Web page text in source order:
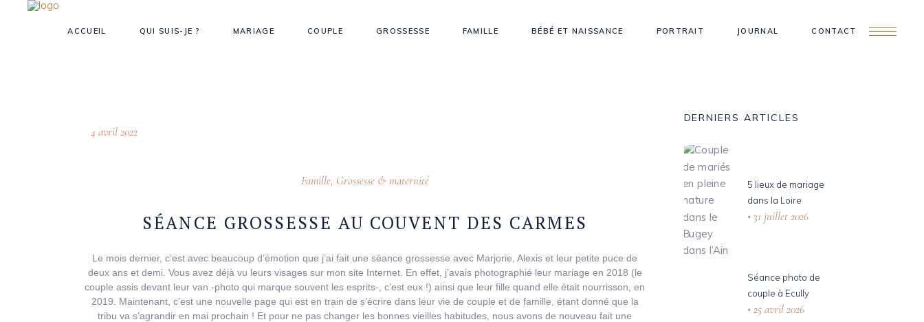
ACCUEIL QUI SUIS-JE ? MARIAGE COUPLE GROSSESSE FAMILLE BÉBÉ ET NAISSANCE PORTRAIT JOURNAL CONTACT
4 avril 2022
Famille, Grossesse & maternité
SÉANCE GROSSESSE AU COUVENT DES CARMES
Le mois dernier, c’est avec beaucoup d’émotion que j’ai fait une séance grossesse avec Marjorie, Alexis et leur petite puce de
deux ans et demi. Vous avez déjà vu leurs visages sur mon site Internet. En effet, j’avais photographié leur mariage en 2018 (le
couple assis devant leur van -photo qui marque souvent les esprits-, c’est eux !) ainsi que leur fille quand elle était nourrisson, en
2019. Maintenant, c’est une nouvelle page qui est en train de s’écrire dans leur vie de couple et de famille, étant donné que la
tribu va s’agrandir en mai prochain ! Et pour ne pas changer les bonnes vieilles habitudes, nous avons de nouveau fait une
DERNIERS ARTICLES
5 lieux de mariage
dans la Loire
31 juillet 2026
Séance photo de
couple à Ecully
25 avril 2026